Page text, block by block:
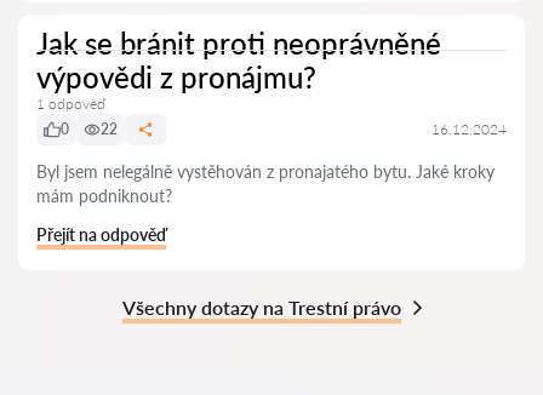
Jak se bránit proti neoprávněné
výpovědi z pronájmu?
1 odpověď
0
22 16.12.2024
Byl jsem nelegálně vystěhován z pronajatého bytu. Jaké kroky
mám podniknout?
Přejít na odpověď
Všechny dotazy na Trestní právo